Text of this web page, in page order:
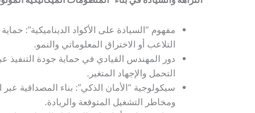
مفهوم “السيادة على الأكواد الديناميكية”:
التلاعب أو الاختراق المعلوماتي والنمو.
دور المهندس القيادي في حماية جودة التنفيذ
التحمل والإجهاد المتغير.
سيكولوجية “الأمان الذكي”: بناء المصداقية
ومخاطر التشغيل المتوقعة والريادة.